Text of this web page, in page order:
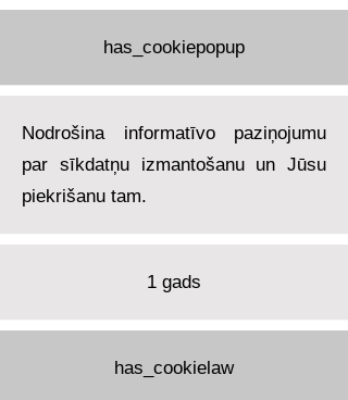
has_cookiepopup
Nodrošina informatīvo paziņojumu
par sīkdatņu izmantošanu un Jūsu
piekrišanu tam.
1 gads
has_cookielaw